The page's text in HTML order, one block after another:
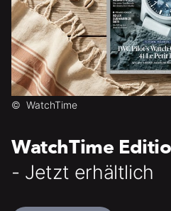
© WatchTime
WatchTime
- Jetzt erhältlich